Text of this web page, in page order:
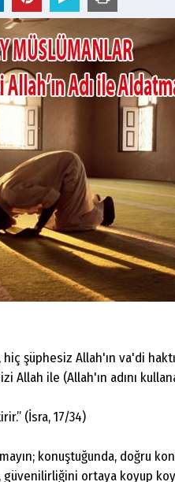
hiç şüphesiz Allah'ın va'di
Allah ile (Allah'ın adını
(İsra, 17/34)
konuştuğunda, doğru
ortaya koyup